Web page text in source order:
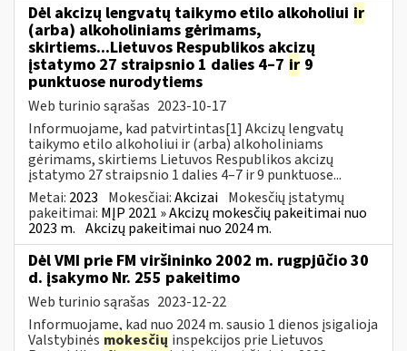
Dėl akcizų lengvatų taikymo etilo alkoholiui ir
(arba) alkoholiniams gėrimams,
skirtiems...Lietuvos Respublikos akcizų
įstatymo 27 straipsnio 1 dalies 4–7 ir 9
punktuose nurodytiems
Web turinio sąrašas 2023-10-17
Informuojame, kad patvirtintas[1] Akcizų lengvatų
taikymo etilo alkoholiui ir (arba) alkoholiniams
gėrimams, skirtiems Lietuvos Respublikos akcizų
įstatymo 27 straipsnio 1 dalies 4–7 ir 9 punktuose...
Metai: 2023 Mokesčiai:Akcizai Mokesčių įstatymų
pakeitimai: MĮP 2021 » Akcizų mokesčių pakeitimai nuo
2023 m. Akcizų pakeitimai nuo 2024 m.
Dėl VMI prie FM viršininko 2002 m. rugpjūčio 30
d. įsakymo Nr. 255 pakeitimo
Web turinio sąrašas 2023-12-22
Informuojame, kad nuo 2024 m. sausio 1 dienos įsigalioja
Valstybinės mokesčių inspekcijos prie Lietuvos